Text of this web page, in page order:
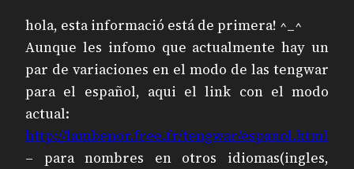
hola, esta informació está de primera! ^_^
Aunque les infomo que actualmente hay un
par de variaciones en el modo de las tengwar
para el español, aqui el link con el modo
actual:
http://lambenor.free.fr/tengwar/espanol.html
– para nombres en otros idiomas(ingles,